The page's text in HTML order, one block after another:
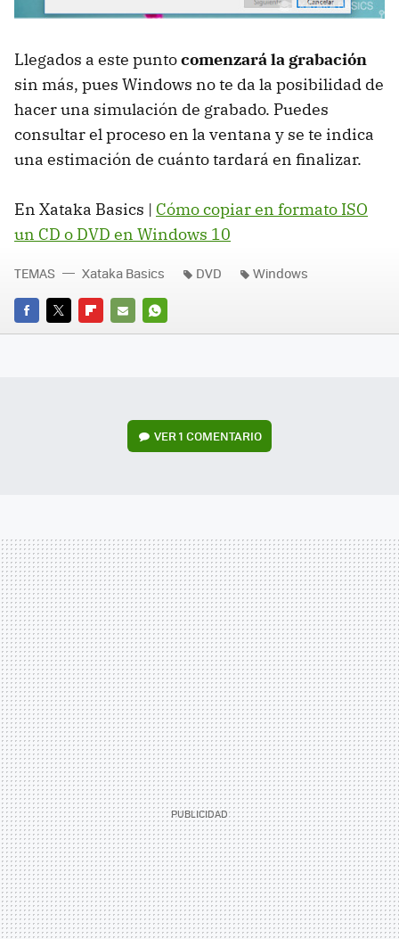
Llegados a este puntocomenzará la grabación
sin más, pues Windows no te da la posibilidad de
hacer una simulación de grabado. Puedes
consultar el proceso en la ventana y se te indica
una estimación de cuánto tardará en finalizar.
En Xataka Basics | Cómo copiar en formato ISO
un CD o DVD en Windows 10
FACEBOOK
TWITTERFLIPBOARD
E-
WHATSAPP
TEMAS Xataka Basics DVD Windows
VER1 COMENTARIO